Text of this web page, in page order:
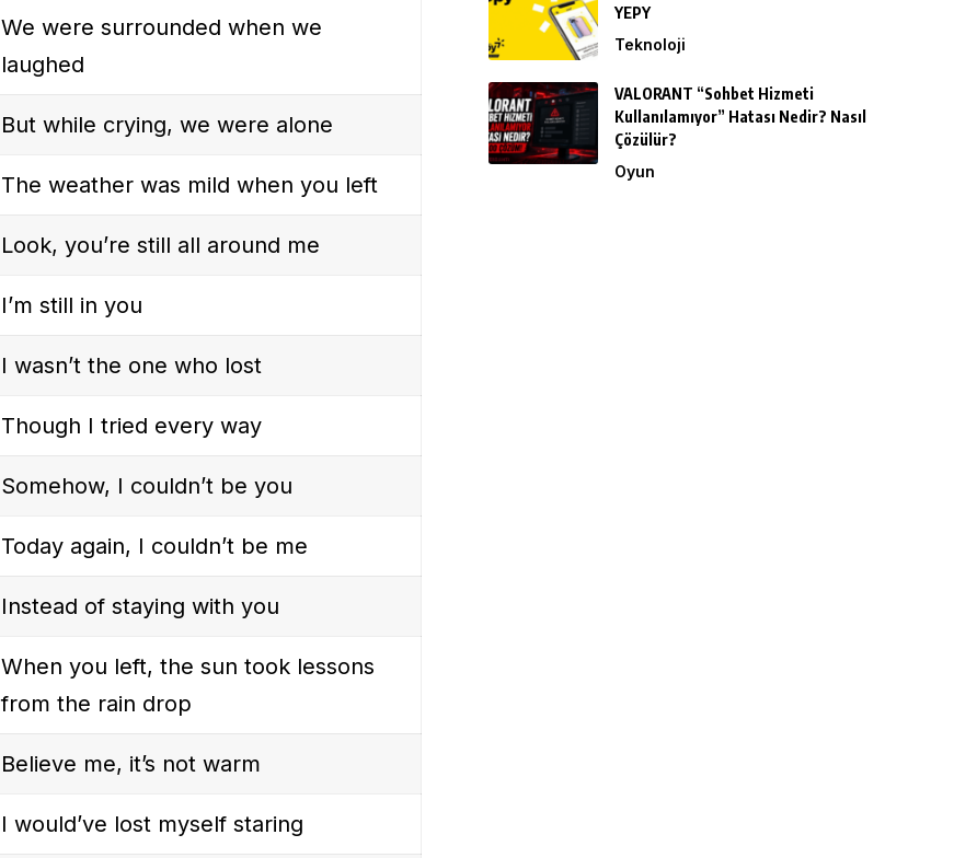
We were surrounded when we
laughed
But while crying, we were alone
The weather was mild when you left
Look, you’re still all around me
I’m still in you
I wasn’t the one who lost
Though I tried every way
Somehow, I couldn’t be you
Today again, I couldn’t be me
Instead of staying with you
When you left, the sun took lessons
from the rain drop
Believe me, it’s not warm
I would’ve lost myself staring
YEPY
Teknoloji
VALORANT “Sohbet Hizmeti
Kullanılamıyor” Hatası Nedir? Nasıl
Çözülür?
Oyun